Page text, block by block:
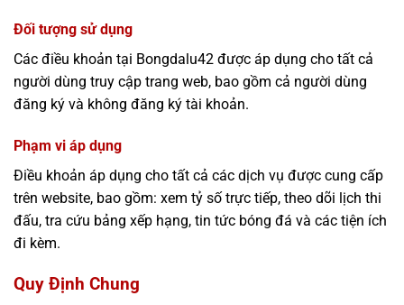
Đối tượng sử dụng
Các điều khoản tại Bongdalu42 được áp dụng cho tất cả
người dùng truy cập trang web, bao gồm cả người dùng
đăng ký và không đăng ký tài khoản.
Phạm vi áp dụng
Điều khoản áp dụng cho tất cả các dịch vụ được cung cấp
trên website, bao gồm: xem tỷ số trực tiếp, theo dõi lịch thi
đấu, tra cứu bảng xếp hạng, tin tức bóng đá và các tiện ích
đi kèm.
Quy Định Chung